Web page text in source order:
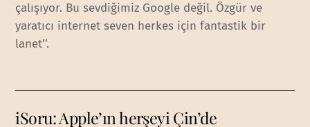
çalışıyor. Bu sevdiğimiz Google değil. Özgür ve
yaratıcı internet seven herkes için fantastik bir
lanet’’.
iSoru: Apple’ın herşeyi Çin’de